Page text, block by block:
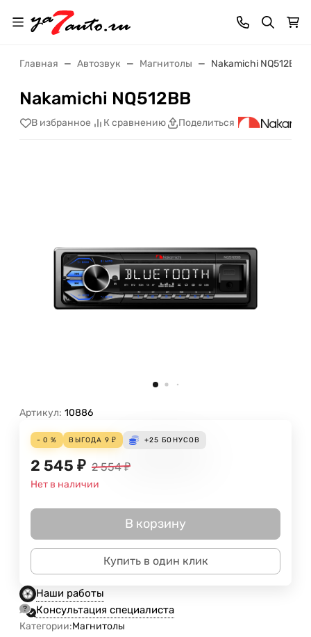
Главная Автозвук Магнитолы Nakamichi NQ512BB
Nakamichi NQ512BB
В избранное К сравнению Поделиться
Артикул: 10886
- 0 % ВЫГОДА 9 ₽ +25 БОНУСОВ
2 545 ₽ 2 554 ₽
Нет в наличии
В корзину
Купить в один клик
Наши работы
Консультация специалиста
Категории:Магнитолы